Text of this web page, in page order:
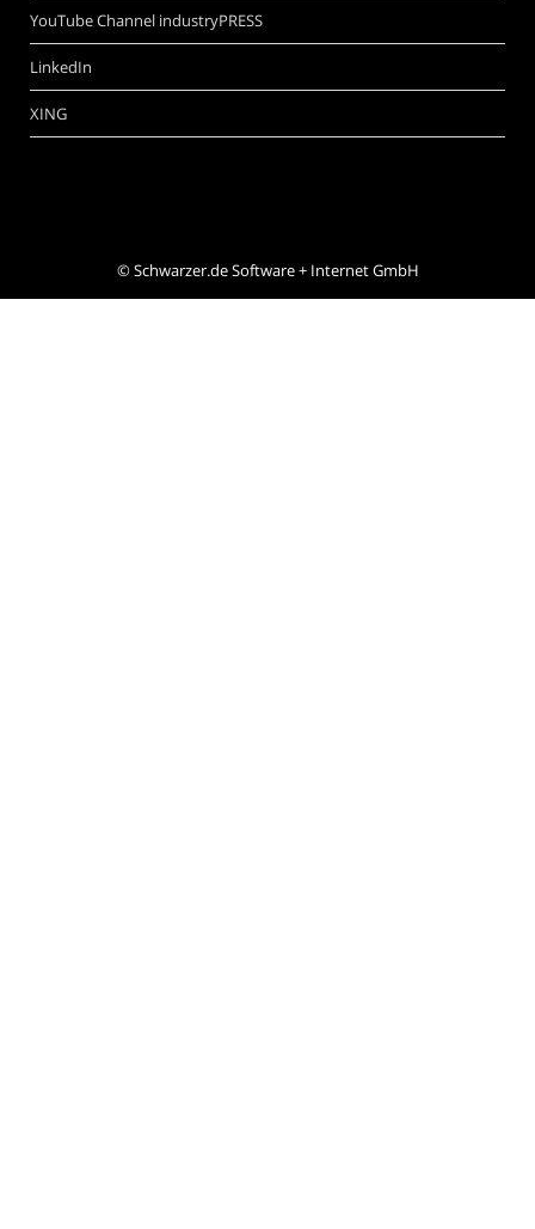
YouTube Channel industryPRESS
LinkedIn
XING
©Schwarzer.de Software + Internet GmbH